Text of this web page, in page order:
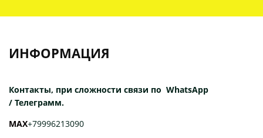
ИНФОРМАЦИЯ
Контакты, при сложности связи по WhatsApp
/ Телеграмм.
МАХ+79996213090